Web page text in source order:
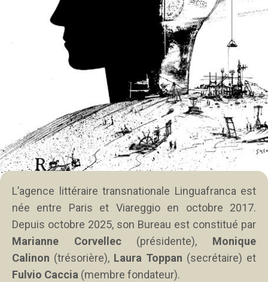
L’agence littéraire transnationale Linguafranca est
née entre Paris et Viareggio en octobre 2017.
Depuis octobre 2025, son Bureau est constitué par
Marianne Corvellec(présidente), Monique
Calinon (trésorière), Laura Toppan (secrétaire) et
Fulvio Caccia (membre fondateur).